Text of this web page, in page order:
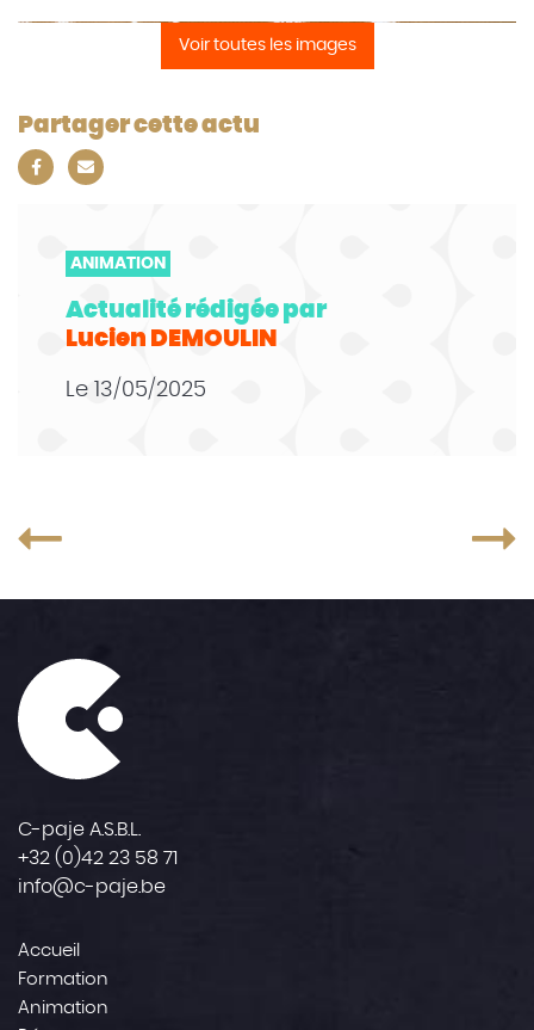
Voir toutes les images
Partager cette actu
ANIMATION
Actualité rédigée par
Lucien DEMOULIN
Le 13/05/2025
C-paje A.S.B.L.
+32 (0)42 23 58 71
info@c-paje.be
Accueil
Formation
Animation